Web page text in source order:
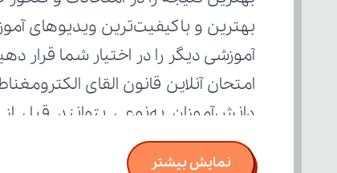
بسنجند.
نمایش بیشتر